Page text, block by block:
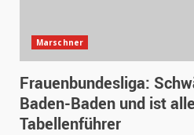
Marschner
Frauenbundesliga:
Baden-Baden und ist
Tabellenführer